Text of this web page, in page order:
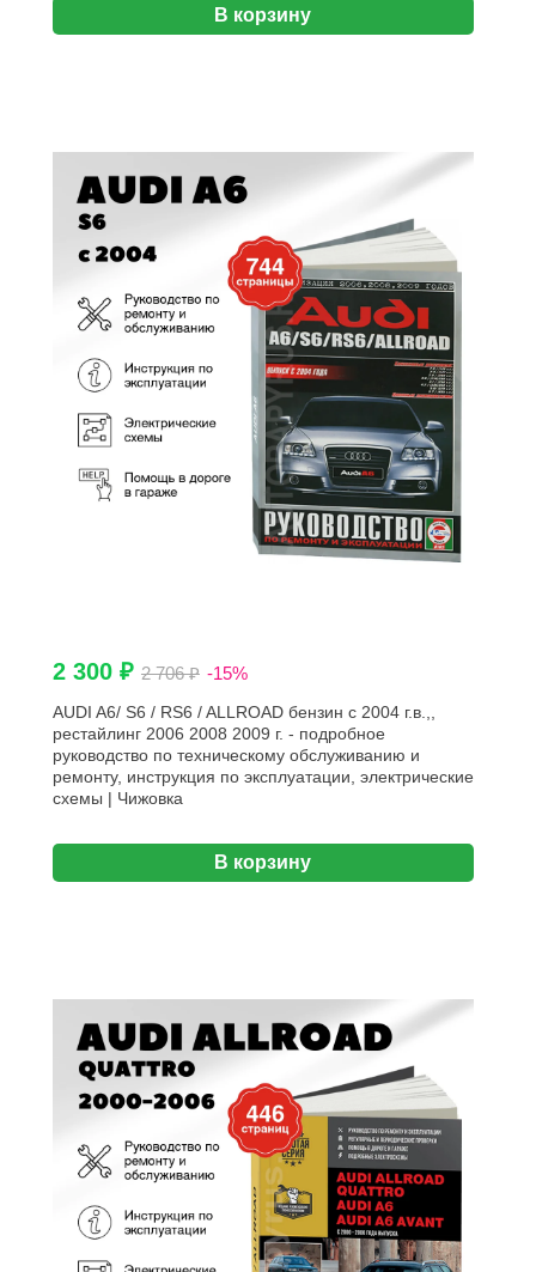
В корзину
2 300 ₽ 2 706 ₽ -15%
AUDI A6/ S6 / RS6 / ALLROAD бензин с 2004 г.в.,,
рестайлинг 2006 2008 2009 г. - подробное
руководство по техническому обслуживанию и
ремонту, инструкция по эксплуатации, электрические
схемы | Чижовка
В корзину